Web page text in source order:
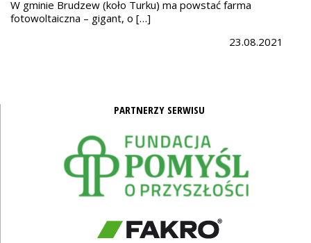
W gminie Brudzew (koło Turku) ma powstać farma
fotowoltaiczna – gigant, o […]
23.08.2021
PARTNERZY SERWISU